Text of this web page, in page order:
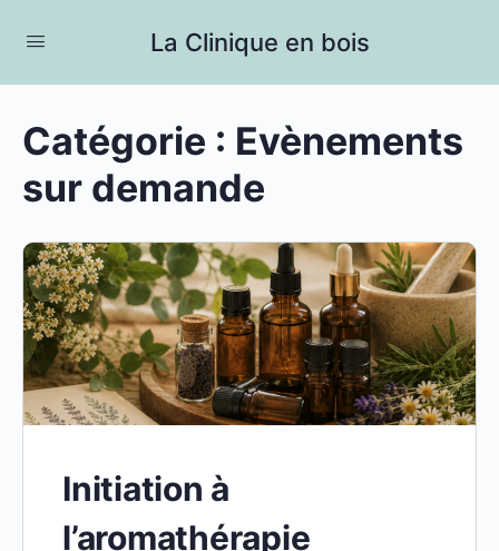
La Clinique en bois
Catégorie : Evènements
sur demande
Initiation à
l’aromathérapie